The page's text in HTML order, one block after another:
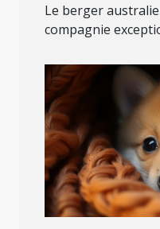
Le berger
compagnie